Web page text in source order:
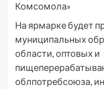
Комсомола»
На ярмарке будет
муниципальных
области, оптовых и
облпотребсоюза,